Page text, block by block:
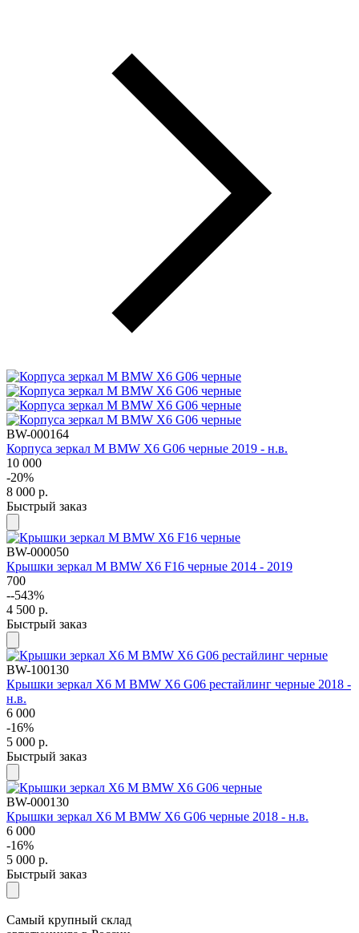
BW-000164
Корпуса зеркал М BMW X6 G06 черные 2019 - н.в.
10 000
-20%
8 000 р.
Быстрый заказ
BW-000050
Крышки зеркал M BMW X6 F16 черные 2014 - 2019
700
--543%
4 500 р.
Быстрый заказ
BW-100130
Крышки зеркал X6 М BMW X6 G06 рестайлинг черные 2018 -
н.в.
6 000
-16%
5 000 р.
Быстрый заказ
BW-000130
Крышки зеркал X6 М BMW X6 G06 черные 2018 - н.в.
6 000
-16%
5 000 р.
Быстрый заказ
Самый крупный склад